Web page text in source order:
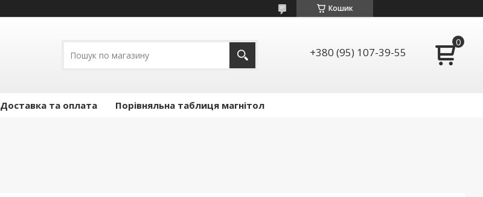
Кошик
+380 (95) 107-39-55
Доставка та оплата Порівняльна таблиця магнітол